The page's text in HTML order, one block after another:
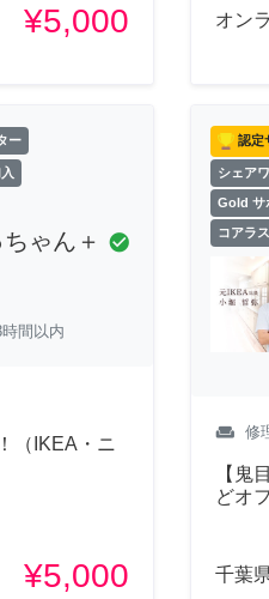
¥5,000 オン
ー
ゃん＋ check_circle
間以内
（IKEA・ニ
¥5,000
認定
シェア
Gold サ
コアラ
weekend 修
【鬼
どオ
千葉